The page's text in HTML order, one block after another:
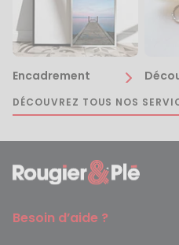
Encadrement
DÉCOUVREZ TOUS NOS
Besoin d’aide ?